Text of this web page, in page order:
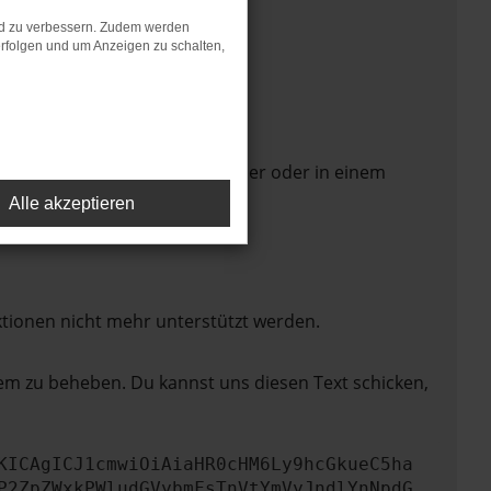
in einem anderen Browser oder in einem
nicht mehr unterstützt werden.
zu beheben. Du kannst uns diesen Text schicken,
zu verbessern. Zudem werden
und um Anzeigen zu schalten,
Alle akzeptieren